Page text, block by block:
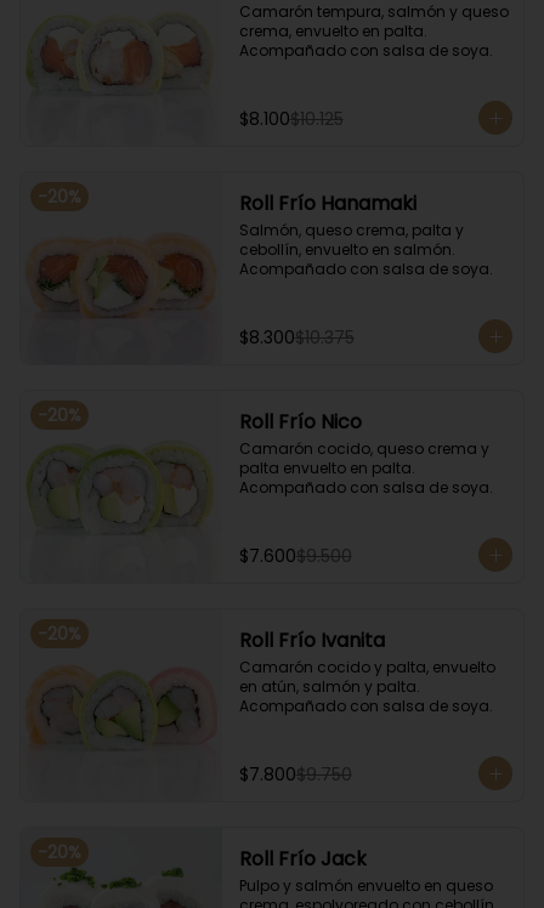
Camarón tempura, salmón y queso
crema, envuelto en palta.
Acompañado con salsa de soya.
$8.100$10.125
-20% Roll Frío Hanamaki
Salmón, queso crema, palta y
cebollín, envuelto en salmón.
Acompañado con salsa de soya.
$8.300$10.375
-20% Roll Frío Nico
Camarón cocido, queso crema y
palta envuelto en palta.
Acompañado con salsa de soya.
$7.600$9.500
-20% Roll Frío Ivanita
Camarón cocido y palta, envuelto
en atún, salmón y palta.
Acompañado con salsa de soya.
$7.800$9.750
-20% Roll Frío Jack
Pulpo y salmón envuelto en queso